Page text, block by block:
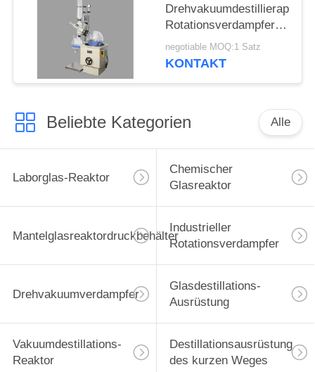
Rotationsverdampfer
20l explosionssicher
negotiable MOQ:1 Satz
KONTAKT
Beliebte Kategorien Alle
Laborglas-Reaktor
Chemischer
Glasreaktor
Mantelglasreaktordruckbehälter
Industrieller
Rotationsverdampfer
Drehvakuumverdampfer
Glasdestillations-
Ausrüstung
Vakuumdestillations-
Reaktor
Destillationsausrüstung
des kurzen Weges